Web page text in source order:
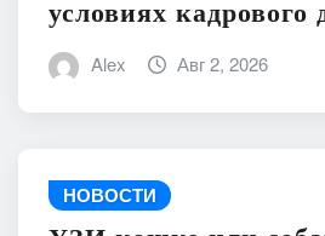
условиях кадрового
Alex Авг 2, 2026
НОВОСТИ